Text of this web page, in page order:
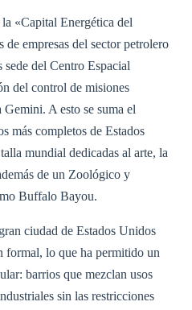
«Capital Energética del
empresas del sector petrolero
sede del Centro Espacial
del control de misiones
Gemini. A esto se suma el
más completos de Estados
mundial dedicadas al arte, la
de un Zoológico y
Buffalo Bayou.
ciudad de Estados Unidos
formal, lo que ha permitido un
barrios que mezclan usos
sin las restricciones